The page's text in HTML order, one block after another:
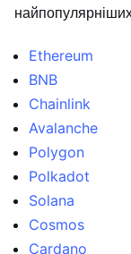
Ethereum
BNB
Chainlink
Avalanche
Polygon
Polkadot
Solana
Cosmos
Cardano